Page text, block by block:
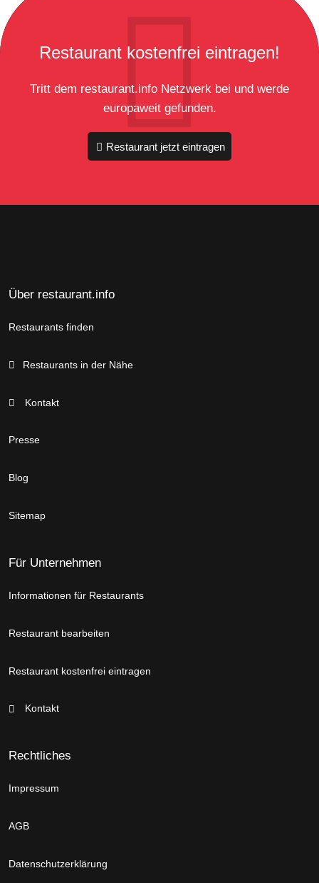
Restaurant kostenfrei eintragen!
Tritt dem restaurant.info Netzwerk bei und werde
europaweit gefunden.
Restaurant jetzt eintragen
Über restaurant.info
Restaurants finden
Restaurants in der Nähe
Kontakt
Presse
Blog
Sitemap
Für Unternehmen
Informationen für Restaurants
Restaurant bearbeiten
Restaurant kostenfrei eintragen
Kontakt
Rechtliches
Impressum
AGB
Datenschutzerklärung